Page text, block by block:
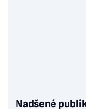
Nadšené